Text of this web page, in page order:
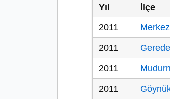
Yıl İlçe
2011
Merkez
2011 Gerede
2011
2011